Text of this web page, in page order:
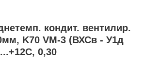
кондит. вентилир.
K70 VM-3 (ВХСв - У1д
0,30